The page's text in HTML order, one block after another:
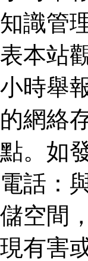
知識管
表本站
小時舉
的網絡
點。如
電話：
儲空間
現有害